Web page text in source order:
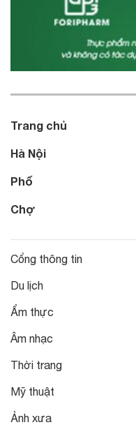
Trang chủ
Hà Nội
Phố
Chợ
Cổng thông tin
Du lịch
Ẩm thực
Âm nhạc
Thời trang
Mỹ thuật
Ảnh xưa